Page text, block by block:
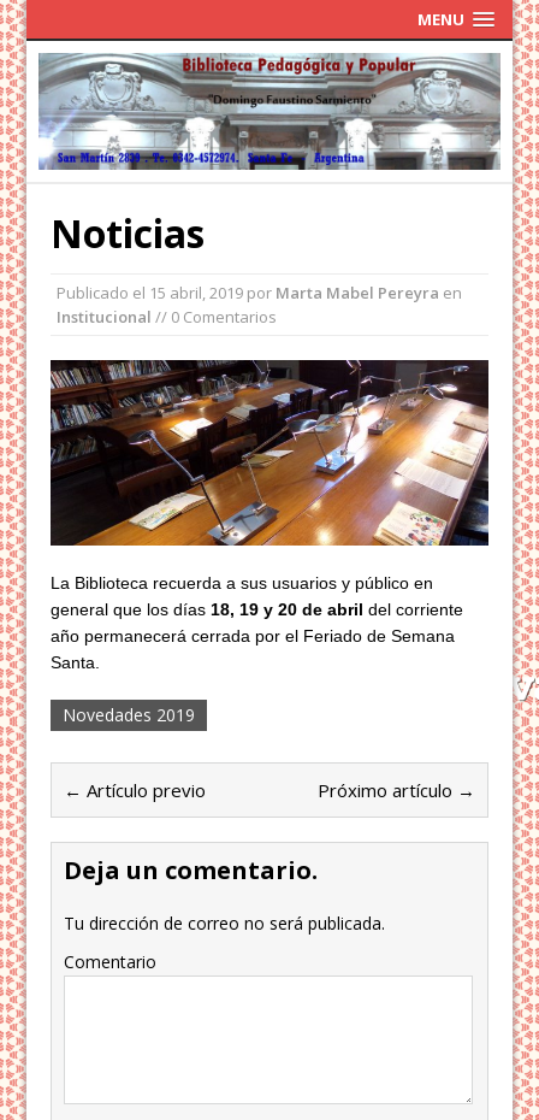
MENU
Noticias
Publicado el 15 abril, 2019 por Marta Mabel Pereyra en
Institucional // 0 Comentarios
La Biblioteca recuerda a sus usuarios y público en
general que los días18, 19 y 20 de abril del corriente
año permanecerá cerrada por el Feriado de Semana
Santa.
Novedades 2019
← Artículo previo Próximo artículo →
Deja un comentario.
Tu dirección de correo no será publicada.
Comentario